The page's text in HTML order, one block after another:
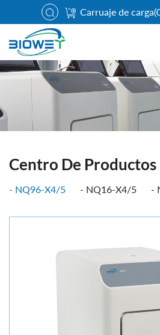
Carruaje de carga(
Centro De Productos
NQ96-X4/5 NQ16-X4/5